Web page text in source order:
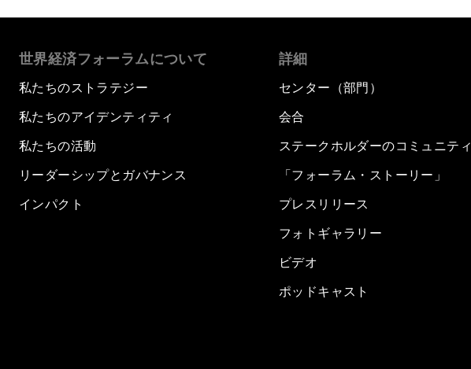
世界経済フォーラムについて
私たちのストラテジー
私たちのアイデンティティ
私たちの活動
リーダーシップとガバナンス
インパクト
詳細
センター（部門）
会合
ステークホルダーのコミュニティ
「フォーラム・ストーリー」
プレスリリース
フォトギャラリー
ビデオ
ポッドキャスト